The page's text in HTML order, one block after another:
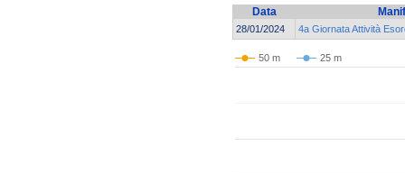
Data
28/01/2024 4a Giornata Attività
50 m 25 m